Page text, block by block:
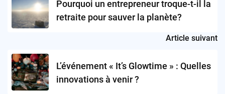
Pourquoi un entrepreneur troque-t-il la
retraite pour sauver la planète?
Article suivant
L’événement « It’s Glowtime » : Quelles
innovations à venir ?